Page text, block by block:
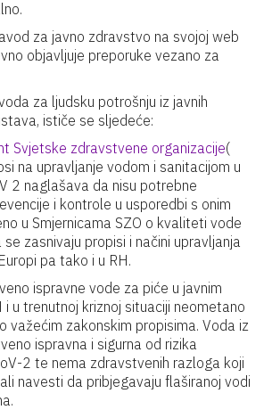
za javno zdravstvo na svojoj web
objavljuje preporuke vezano za
za ljudsku potrošnju iz javnih
ističe se sljedeće:
Svjetske zdravstvene organizacije(
na upravljanje vodom i sanitacijom u
2 naglašava da nisu potrebne
i kontrole u usporedbi s onim
u Smjernicama SZO o kvaliteti vode
se zasnivaju propisi i načini upravljanja
pa tako i u RH.
ispravne vode za piće u javnim
i u trenutnoj kriznoj situaciji neometano
važećim zakonskim propisima. Voda iz
ispravna i sigurna od rizika
2 te nema zdravstvenih razloga koji
navesti da pribjegavaju flaširanoj vodi